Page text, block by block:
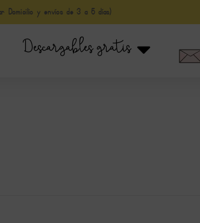
Domicilio y envíos de 3 a 5 días)
Descargables gratis